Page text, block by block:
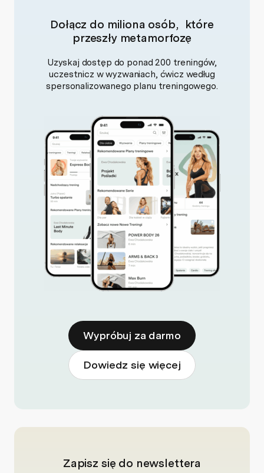
Dołącz do miliona osób, które
przeszły metamorfozę
Uzyskaj dostęp do ponad 200 treningów,
uczestnicz w wyzwaniach, ćwicz według
spersonalizowanego planu treningowego.
Wypróbuj za darmo
Dowiedz się więcej
Zapisz się do newslettera